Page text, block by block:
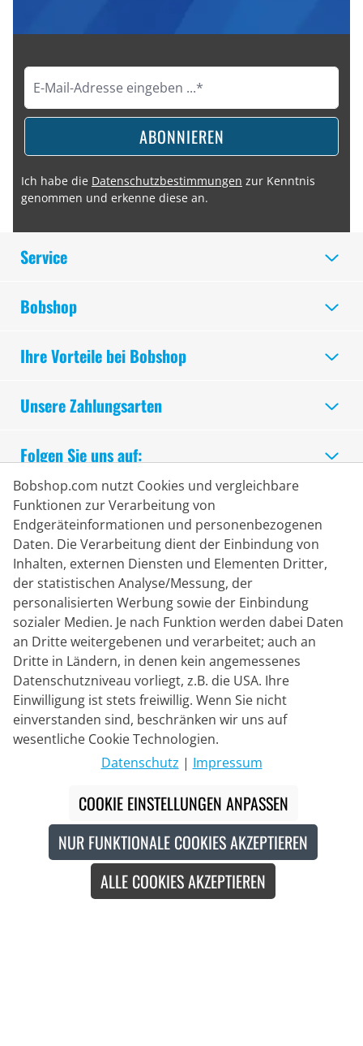
ABONNIEREN
Ich habe die Datenschutzbestimmungen zur Kenntnis
genommen und erkenne diese an.
Service
Bobshop
Ihre Vorteile bei Bobshop
Unsere Zahlungsarten
Livechat
Mo - Fr: 8:30 bis 16:00 (MEZ)
Whatsapp
Folgen Sie uns auf:
Sicheres Einkaufen
Lieferpartner
Bobshop.com nutzt Cookies und vergleichbare
Funktionen zur Verarbeitung von
Endgeräteinformationen und personenbezogenen
Daten. Die Verarbeitung dient der Einbindung von
Inhalten, externen Diensten und Elementen Dritter,
der statistischen Analyse/Messung, der
personalisierten Werbung sowie der Einbindung
sozialer Medien. Je nach Funktion werden dabei Daten
an Dritte weitergebenen und verarbeitet; auch an
Dritte in Ländern, in denen kein angemessenes
Datenschutzniveau vorliegt, z.B. die USA. Ihre
Einwilligung ist stets freiwillig. Wenn Sie nicht
einverstanden sind, beschränken wir uns auf
wesentliche Cookie Technologien.
Datenschutz | Impressum
COOKIE EINSTELLUNGEN ANPASSEN
NUR FUNKTIONALE COOKIES AKZEPTIEREN
ALLE COOKIES AKZEPTIEREN